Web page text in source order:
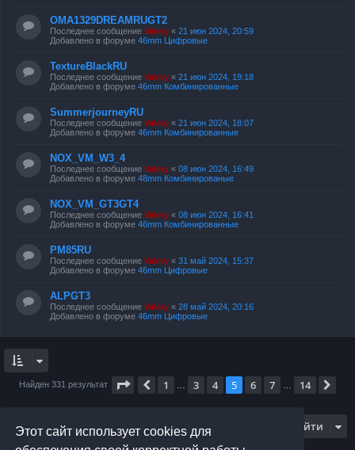
Этот сайт использует cookies для
OMA1329DREAMRUGT2
Последнее сообщение Valery « 21 июн 2024, 20:59
Добавлено в форуме 46mm Цифровые
TextureBlackRU
Последнее сообщение Valery « 21 июн 2024, 19:18
Добавлено в форуме 46mm Комбинированные
SummerjourneyRU
Последнее сообщение Valery « 21 июн 2024, 18:07
Добавлено в форуме 46mm Комбинированные
NOX_VM_W3_4
Последнее сообщение Valery « 08 июн 2024, 16:49
Добавлено в форуме 48mm Комбинированые
NOX_VM_GT3GT4
Последнее сообщение Valery « 08 июн 2024, 16:41
Добавлено в форуме 46mm Комбинированные
PM85RU
Последнее сообщение Valery « 31 май 2024, 15:37
Добавлено в форуме 46mm Цифровые
ALPGT3
Последнее сообщение Valery « 28 май 2024, 20:16
Добавлено в форуме 46mm Цифровые
Найден 331 результат Страница из 14
Пред.
1 3 4 5 6 7 14
Перейти